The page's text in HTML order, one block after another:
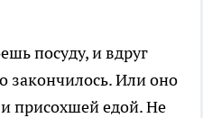
посуду, и вдруг
закончилось. Или оно
присохшей едой. Не